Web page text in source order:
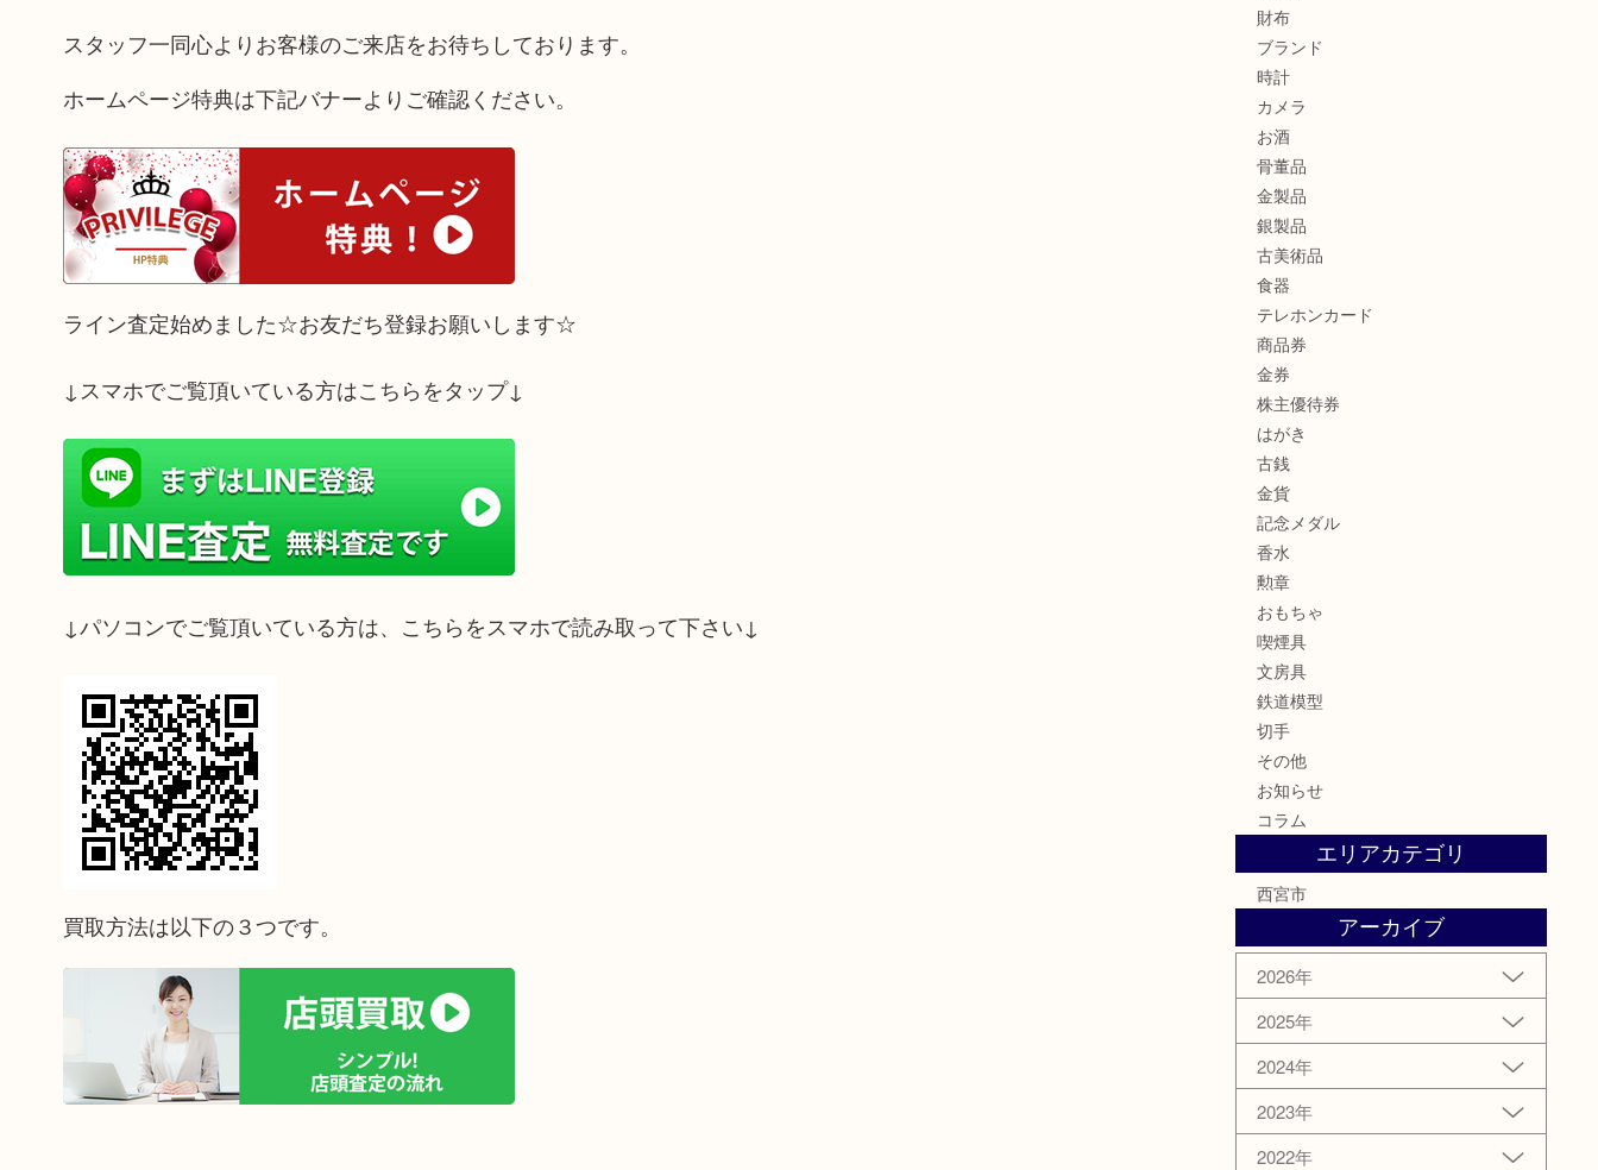
スタッフ一同心よりお客様のご来店をお待ちしております。
ホームページ特典は下記バナーよりご確認ください。
ライン査定始めました☆お友だち登録お願いします☆
↓スマホでご覧頂いている方はこちらをタップ↓
↓パソコンでご覧頂いている方は、こちらをスマホで読み取って下さい↓
買取方法は以下の３つです。
財布
ブランド
時計
カメラ
お酒
骨董品
金製品
銀製品
古美術品
食器
テレホンカード
商品券
金券
株主優待券
はがき
古銭
金貨
記念メダル
香水
勲章
おもちゃ
喫煙具
文房具
鉄道模型
切手
その他
お知らせ
コラム
エリアカテゴリ
西宮市
アーカイブ
2026年
2025年
2024年
2023年
2022年